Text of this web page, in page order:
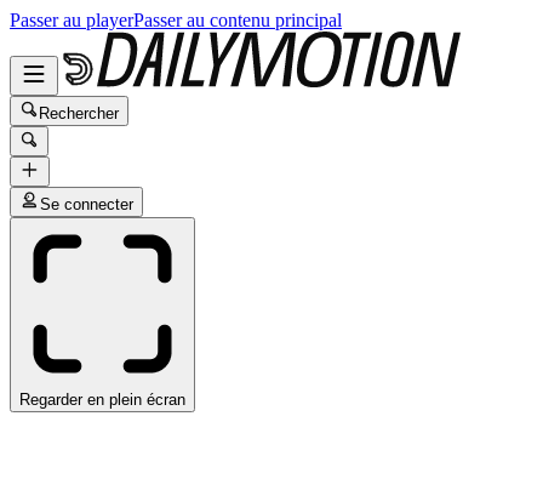
Passer au playerPasser au contenu principal
Rechercher
Se connecter
Regarder en plein écran